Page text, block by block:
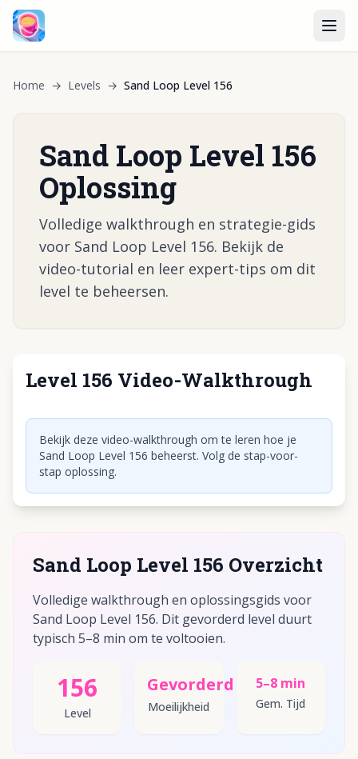
Home → Levels → Sand Loop Level 156
Sand Loop Level 156
Oplossing
Volledige walkthrough en strategie-gids
voor Sand Loop Level 156. Bekijk de
video-tutorial en leer expert-tips om dit
level te beheersen.
Level 156 Video-Walkthrough
Klik om video af te spelen
Bekijk deze video-walkthrough om te leren hoe je
Sand Loop Level 156 beheerst. Volg de stap-voor-
stap oplossing.
Sand Loop Level 156 Overzicht
Volledige walkthrough en oplossingsgids voor
Sand Loop Level 156. Dit gevorderd level duurt
typisch 5–8 min om te voltooien.
156
Level
Gevorderd
Moeilijkheid
5–8 min
Gem. Tijd